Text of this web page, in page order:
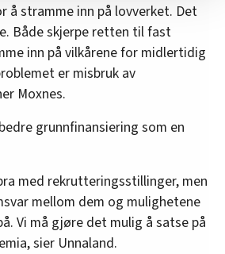
egne samarbeidspartnere
Disse er angitt i
på denne siden.
å stramme inn på lovverket. Det
Både skjerpe retten til fast
inn på vilkårene for midlertidig
er misbruk av
Moxnes.
grunnfinansiering som en
med rekrutteringsstillinger, men
mellom dem og mulighetene
Vi må gjøre det mulig å satse på
sier Unnaland.